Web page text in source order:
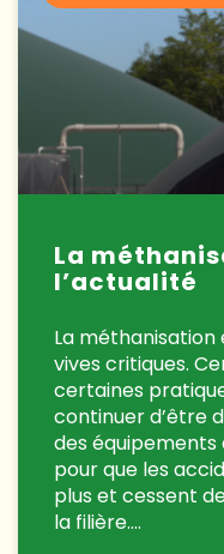
La
l’actualité
La
vives critiques.
certaines
continuer d’être
des
pour que les
plus et cessent
la filière….